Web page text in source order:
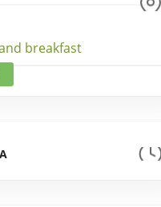
breakfast